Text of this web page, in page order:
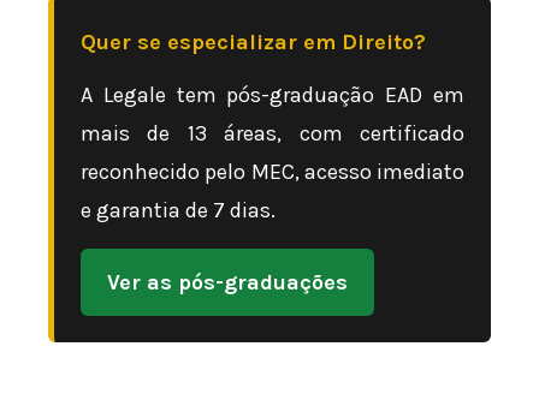
Quer se especializar em Direito?
A Legale tem pós-graduação EAD em
mais de 13 áreas, com certificado
reconhecido pelo MEC, acesso imediato
e garantia de 7 dias.
Ver as pós-graduações